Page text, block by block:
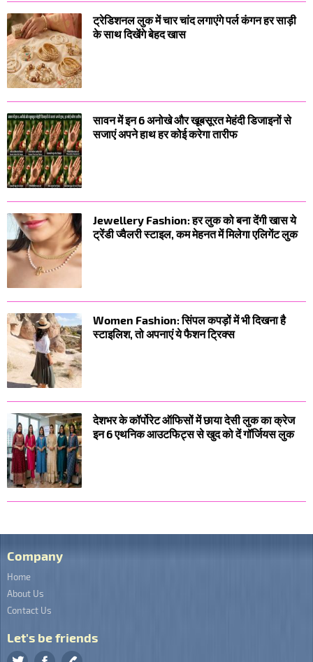
ट्रेडिशनल लुक में चार चांद लगाएंगे पर्ल कंगन हर साड़ी
के साथ दिखेंगे बेहद खास
सावन में इन 6 अनोखे और खूबसूरत मेहंदी डिजाइनों से
सजाएं अपने हाथ हर कोई करेगा तारीफ
Jewellery Fashion: हर लुक को बना देंगी खास ये
ट्रेंडी ज्वैलरी स्टाइल, कम मेहनत में मिलेगा एलिगेंट लुक
Women Fashion: सिंपल कपड़ों में भी दिखना है
स्टाइलिश, तो अपनाएं ये फैशन ट्रिक्स
देशभर के कॉर्पोरेट ऑफिसों में छाया देसी लुक का क्रेज
इन 6 एथनिक आउटफिट्स से खुद को दें गॉर्जियस लुक
Company
Home
About Us
Contact Us
Let's be friends